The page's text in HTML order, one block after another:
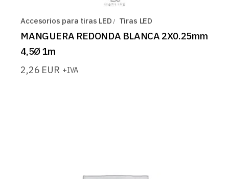
Accesorios para tiras LED Tiras LED
MANGUERA REDONDA BLANCA 2X0.25mm
4,5Ø 1m
2,26 EUR +IVA